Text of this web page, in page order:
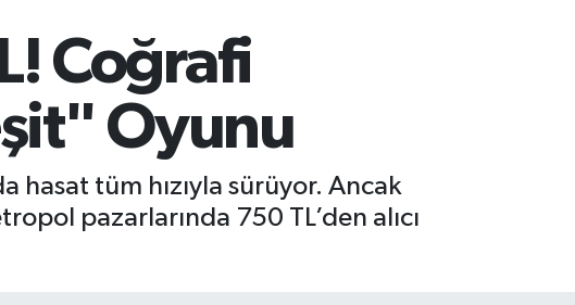
Coğrafi
Oyunu
hasat tüm hızıyla sürüyor. Ancak
pazarlarında 750 TL’den alıcı